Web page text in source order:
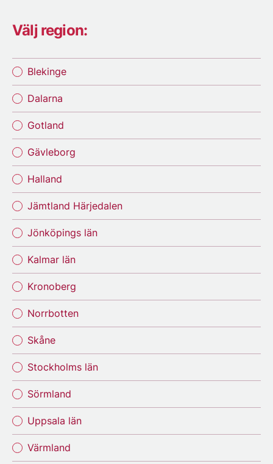
Välj region:
Blekinge
Dalarna
Gotland
Gävleborg
Halland
Jämtland Härjedalen
Jönköpings län
Kalmar län
Kronoberg
Norrbotten
Skåne
Stockholms län
Sörmland
Uppsala län
Värmland